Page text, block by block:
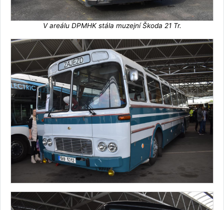
V areálu DPMHK stála muzejní Škoda 21 Tr.